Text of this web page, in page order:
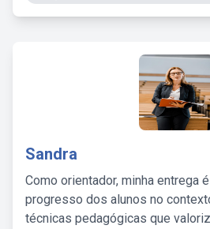
Sandra
Como orientador, minha entrega
progresso dos alunos no
técnicas pedagógicas que